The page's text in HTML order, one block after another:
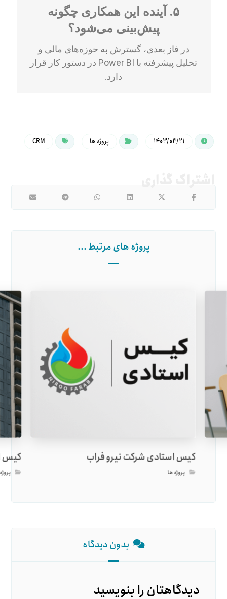
۵. آینده این همکاری چگونه
پیش‌بینی می‌شود؟
در فاز بعدی، گسترش به حوزه‌های مالی و
تحلیل پیشرفته با Power BI در دستور کار قرار
دارد.
۱۴۰۳/۰۳/۲۱ پروژه ها CRM
پروژه های مرتبط ...
کیس استادی شرکت نیرو فراب
پروژه ها
کیس
بدون دیدگاه
دیدگاهتان را بنویسید